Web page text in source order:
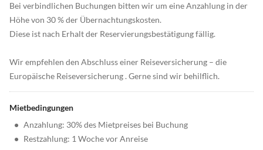
Bei verbindlichen Buchungen bitten wir um eine Anzahlung in der
Höhe von 30 % der Übernachtungskosten.
Diese ist nach Erhalt der Reservierungsbestätigung fällig.
Wir empfehlen den Abschluss einer Reiseversicherung – die
Europäische Reiseversicherung . Gerne sind wir behilflich.
Mietbedingungen
• Anzahlung: 30% des Mietpreises bei Buchung
• Restzahlung: 1 Woche vor Anreise